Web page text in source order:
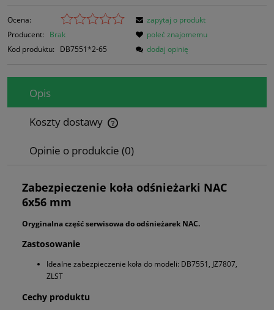
Ocena:
Producent:
Brak
Kod produktu:
DB7551*2-65
zapytaj o produkt
poleć znajomemu
dodaj opinię
Opis
Koszty dostawy
Cena nie zawiera ewentualnych kosztów płatności
Opinie o produkcie (0)
Zabezpieczenie koła odśnieżarki NAC
6x56 mm
Oryginalna część serwisowa do odśnieżarek NAC.
Zastosowanie
Idealne zabezpieczenie koła do modeli: DB7551, JZ7807,
ZLST
Cechy produktu